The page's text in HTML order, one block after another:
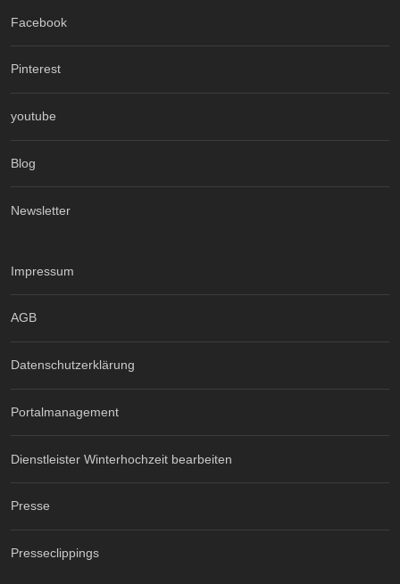
Facebook
Pinterest
youtube
Blog
Newsletter
Impressum
AGB
Datenschutzerklärung
Portalmanagement
Dienstleister Winterhochzeit bearbeiten
Presse
Presseclippings